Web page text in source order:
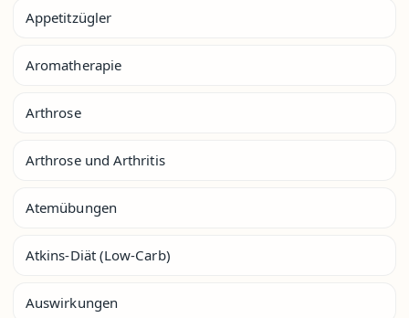
Appetitzügler
Aromatherapie
Arthrose
Arthrose und Arthritis
Atemübungen
Atkins-Diät (Low-Carb)
Auswirkungen